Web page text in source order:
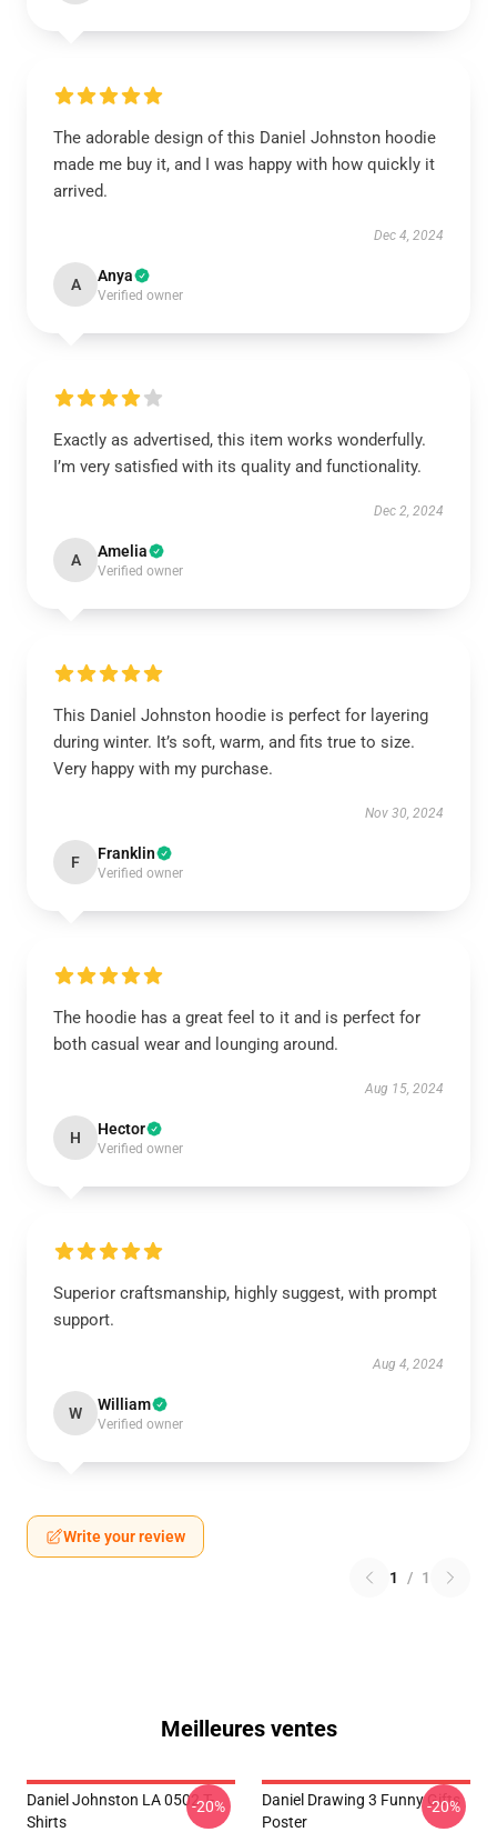
The adorable design of this Daniel Johnston hoodie
made me buy it, and I was happy with how quickly it
arrived.
Dec 4, 2024
A Anya
Verified owner
Exactly as advertised, this item works wonderfully.
I’m very satisfied with its quality and functionality.
Dec 2, 2024
A Amelia
Verified owner
This Daniel Johnston hoodie is perfect for layering
during winter. It’s soft, warm, and fits true to size.
Very happy with my purchase.
Nov 30, 2024
F Franklin
Verified owner
The hoodie has a great feel to it and is perfect for
both casual wear and lounging around.
Aug 15, 2024
H Hector
Verified owner
Superior craftsmanship, highly suggest, with prompt
support.
Aug 4, 2024
W William
Verified owner
Write your review
1 / 1
Meilleures ventes
Daniel Johnston LA 0502 T-
Shirts
-20%
Daniel Drawing 3 Funny Gifts
Poster
-20%